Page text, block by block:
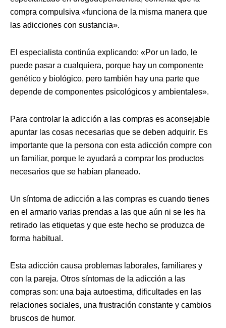
compra compulsiva «funciona de la misma manera que
las adicciones con sustancia».
El especialista continúa explicando: «Por un lado, le
puede pasar a cualquiera, porque hay un componente
genético y biológico, pero también hay una parte que
depende de componentes psicológicos y ambientales».
Para controlar la adicción a las compras es aconsejable
apuntar las cosas necesarias que se deben adquirir. Es
importante que la persona con esta adicción compre con
un familiar, porque le ayudará a comprar los productos
necesarios que se habían planeado.
Un síntoma de adicción a las compras es cuando tienes
en el armario varias prendas a las que aún ni se les ha
retirado las etiquetas y que este hecho se produzca de
forma habitual.
Esta adicción causa problemas laborales, familiares y
con la pareja. Otros síntomas de la adicción a las
compras son: una baja autoestima, dificultades en las
relaciones sociales, una frustración constante y cambios
bruscos de humor.